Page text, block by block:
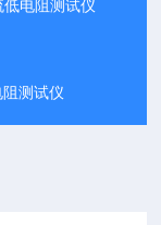
电阻测试仪
测试仪